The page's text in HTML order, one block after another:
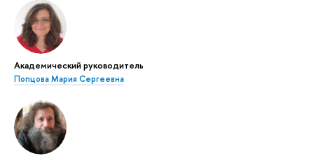
Академический руководитель
Попцова Мария Сергеевна